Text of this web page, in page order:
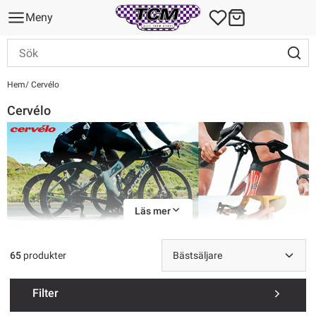
Meny
Hem Cervélo
Cervélo
Var kommer Cervélo ifrån?
Läs mer
Filter
65 produkter